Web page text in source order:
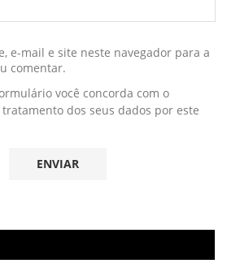
e-mail e site neste navegador para a
comentar.
você concorda com o
dos seus dados por este